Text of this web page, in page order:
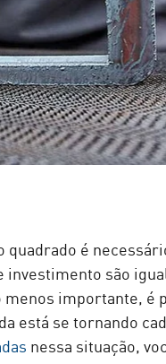
quadrado é
são
importante,
está se tornando
nessa situação,